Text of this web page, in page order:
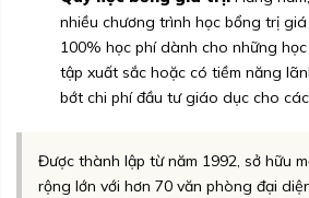
nhiều chương trình học bổng trị
100% học phí dành cho những
tập xuất sắc hoặc có tiềm năng
bớt chi phí đầu tư giáo dục cho
Được thành lập từ năm 1992, sở hữu
rộng lớn với hơn 70 văn phòng đại